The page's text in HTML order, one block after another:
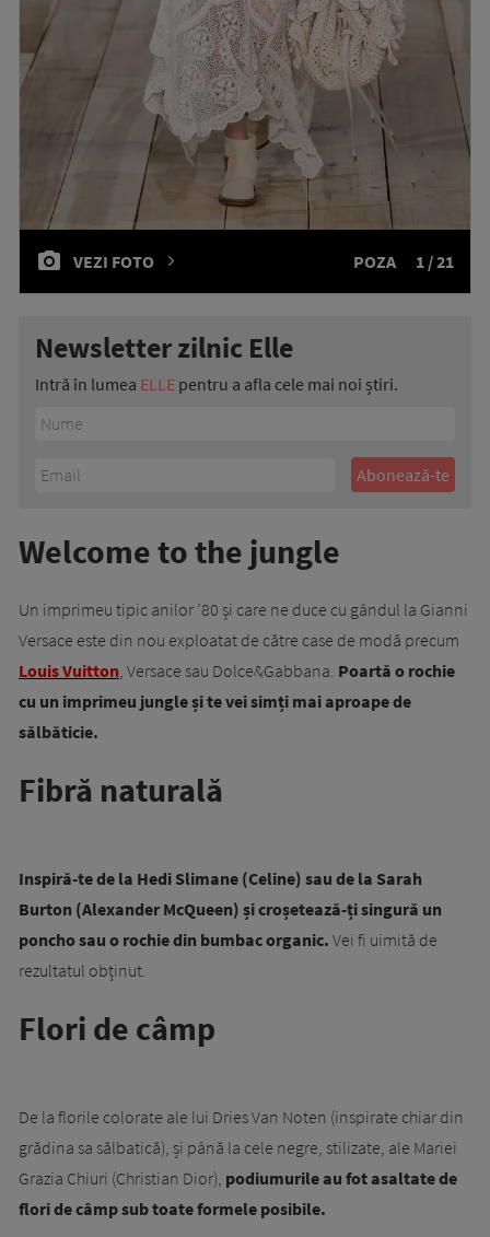
VEZI FOTO POZA 1 / 21
Newsletter zilnic Elle
Intră în lumea ELLE pentru a afla cele mai noi știri.
Welcome to the jungle
Un imprimeu tipic anilor ’80 și care ne duce cu gândul la Gianni
Versace este din nou exploatat de către case de modă precum
Louis Vuitton, Versace sau Dolce&Gabbana. Poartă o rochie
cu un imprimeu jungle și te vei simți mai aproape de
sălbăticie.
Fibră naturală
Inspiră-te de la Hedi Slimane (Celine) sau de la Sarah
Burton (Alexander McQueen) și croșetează-ți singură un
poncho sau o rochie din bumbac organic. Vei fi uimită de
rezultatul obținut.
Flori de câmp
De la florile colorate ale lui Dries Van Noten (inspirate chiar din
grădina sa sălbatică), și până la cele negre, stilizate, ale Mariei
Grazia Chiuri (Christian Dior), podiumurile au fot asaltate de
flori de câmp sub toate formele posibile.